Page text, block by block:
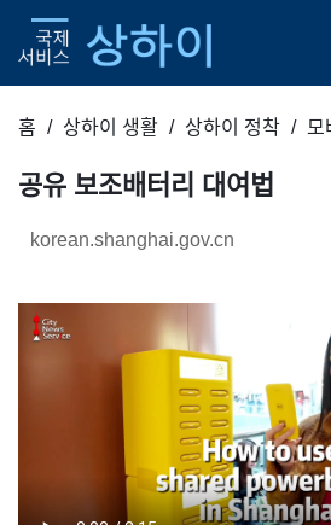
홈 상하이 생활 상하이 정착 모
공유 보조배터리 대여법
korean.shanghai.gov.cn